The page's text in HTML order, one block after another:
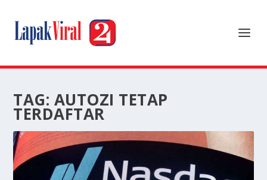
TAG: AUTOZI TETAP
TERDAFTAR